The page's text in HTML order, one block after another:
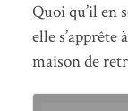
Quoi qu’il en
elle
maison de